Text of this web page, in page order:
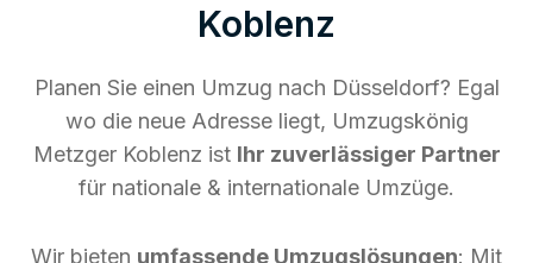
Koblenz
Planen Sie einen Umzug nach Düsseldorf? Egal
wo die neue Adresse liegt, Umzugskönig
Metzger Koblenz ist Ihr zuverlässiger Partner
für nationale & internationale Umzüge.
Wir bieten umfassende Umzugslösungen: Mit